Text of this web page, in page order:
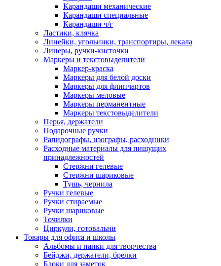
Карандаши механические
Карандаши специальные
Карандаши ч/г
Ластики, клячка
Линейки, угольники, транспортиры, лекала
Линеры, ручки-кисточки
Маркеры и текстовыделители
Маркер-краска
Маркеры для белой доски
Маркеры для флипчартов
Маркеры меловые
Маркеры перманентные
Маркеры текстовыделители
Перья, держатели
Подарочные ручки
Рапидографы, изографы, расходники
Расходные материалы для пишущих
принадлежностей
Стержни гелевые
Стержни шариковые
Тушь, чернила
Ручки гелевые
Ручки стираемые
Ручки шариковые
Точилки
Циркули, готовальни
Товары для офиса и школы
Альбомы и папки для творчества
Бейджи, держатели, брелки
Блоки для заметок